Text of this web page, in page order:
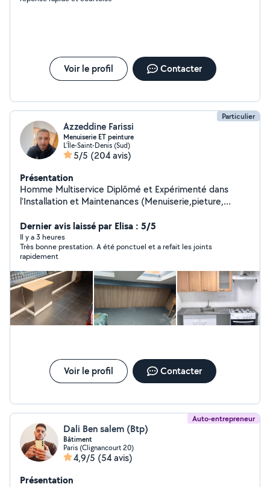
Voir le profil Contacter
Particulier
Azzeddine Farissi
Menuiserie ET peinture
L'Île-Saint-Denis (Sud)
5/5 (204 avis)
Présentation
Homme Multiservice Diplômé et Expérimenté dans
l'Installation et Maintenances (Menuiserie,pieture,
machines Electroménager. Travaux de plomberie et
électricité. Assemblage de meubles Pose cuisine
complète Pose de lampes et Lumières Fixation
d'étagères Installation électricité a la norme. Réparation
des fuites d'eau sanitaire....etc Je propose mes services
avec la crédibilité et le suivi merci.
Dernier avis laissé par Elisa : 5/5
Il y a 3 heures
Très bonne prestation. A été ponctuel et a refait les joints
rapidement
Voir le profil Contacter
Auto-entrepreneur
Dali Ben salem (Btp)
Bâtiment
Paris (Clignancourt 20)
4,9/5 (54 avis)
Présentation